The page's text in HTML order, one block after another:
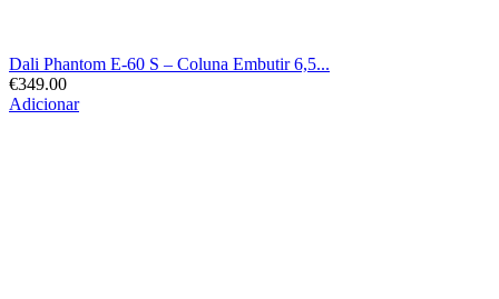
Dali Phantom E-60 S – Coluna Embutir 6,5...
€349.00
Adicionar